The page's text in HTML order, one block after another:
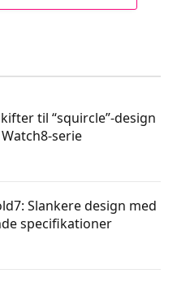
til “squircle”-design
serie
Slankere design med
specifikationer